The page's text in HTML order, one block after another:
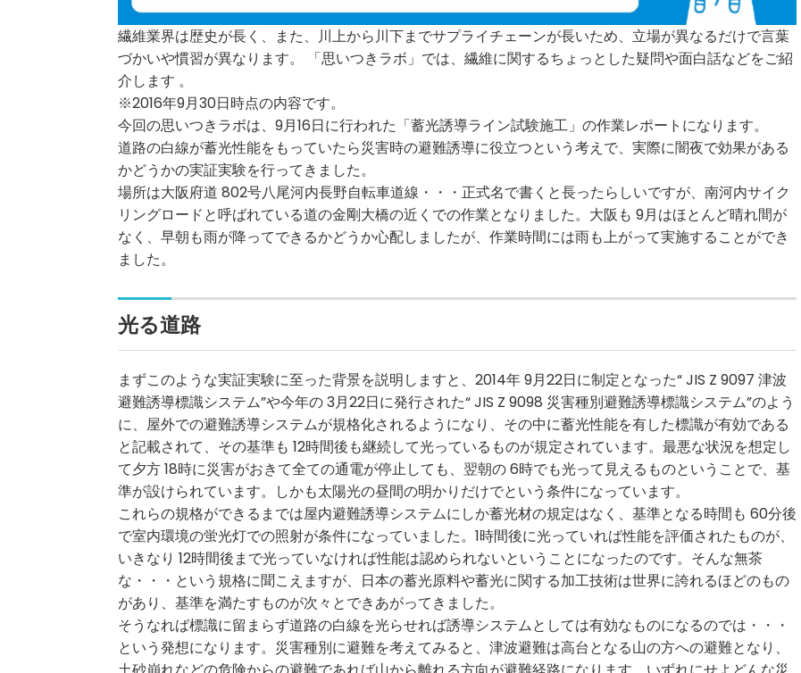
繊維業界は歴史が長く、また、川上から川下までサプライチェーンが長いため、立場が異なるだけで言葉
づかいや慣習が異なります。 「思いつきラボ」では、繊維に関するちょっとした疑問や面白話などをご紹
介します 。
※2016年9月30日時点の内容です。
今回の思いつきラボは、9月16日に行われた「蓄光誘導ライン試験施工」の作業レポートになります。
道路の白線が蓄光性能をもっていたら災害時の避難誘導に役立つという考えで、実際に闇夜で効果がある
かどうかの実証実験を行ってきました。
場所は大阪府道 802号八尾河内長野自転車道線・・・正式名で書くと長ったらしいですが、南河内サイク
リングロードと呼ばれている道の金剛大橋の近くでの作業となりました。大阪も 9月はほとんど晴れ間が
なく、早朝も雨が降ってできるかどうか心配しましたが、作業時間には雨も上がって実施することができ
ました。
光る道路
まずこのような実証実験に至った背景を説明しますと、2014年 9月22日に制定となった“ JIS Z 9097 津波
避難誘導標識システム”や今年の 3月22日に発行された“ JIS Z 9098 災害種別避難誘導標識システム”のよう
に、屋外での避難誘導システムが規格化されるようになり、その中に蓄光性能を有した標識が有効である
と記載されて、その基準も 12時間後も継続して光っているものが規定されています。最悪な状況を想定し
て夕方 18時に災害がおきて全ての通電が停止しても、翌朝の 6時でも光って見えるものということで、基
準が設けられています。しかも太陽光の昼間の明かりだけでという条件になっています。
これらの規格ができるまでは屋内避難誘導システムにしか蓄光材の規定はなく、基準となる時間も 60分後
で室内環境の蛍光灯での照射が条件になっていました。1時間後に光っていれば性能を評価されたものが、
いきなり 12時間後まで光っていなければ性能は認められないということになったのです。そんな無茶
な・・・という規格に聞こえますが、日本の蓄光原料や蓄光に関する加工技術は世界に誇れるほどのもの
があり、基準を満たすものが次々とできあがってきました。
そうなれば標識に留まらず道路の白線を光らせれば誘導システムとしては有効なものになるのでは・・・
という発想になります。災害種別に避難を考えてみると、津波避難は高台となる山の方への避難となり、